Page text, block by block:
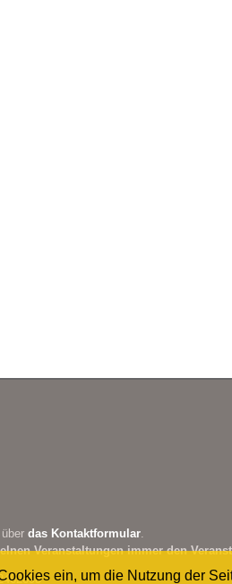
ein, um die Nutzung der
das Kontaktformular
Veranstaltungen immer den